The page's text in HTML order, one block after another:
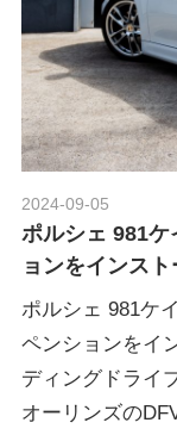
・
ポ
ル
シ
ェ
正
パ
ー
ツ
・
U
2024-09-05
ポルシェ 981
ョンをインスト
ポルシェ 981ケ
ペンションをイ
ディングドライ
オーリンズの